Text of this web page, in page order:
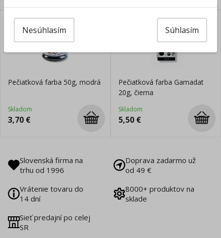
Pečiatková farba 50g, modrá
Skladom
3,70 €
Pečiatková farba Gamadat
20g, čierna
Skladom
5,50 €
Slovenská firma na
trhu od 1996
Doprava zadarmo už
od 49 €
Vrátenie tovaru do
14 dní
8000+ produktov na
sklade
Sieť predajní po celej
SR
Súhlasím
Nesúhlasím